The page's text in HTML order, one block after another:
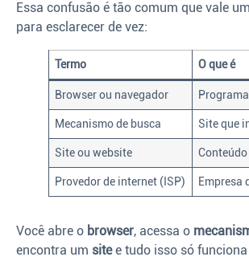
Essa confusão é tão comum que vale
para esclarecer de vez:
Termo O que é
Browser ou navegador
Mecanismo de busca Site que
Site ou website
Provedor de internet (ISP) Empresa
Você abre o browser, acessa o
encontra um sitee tudo isso só